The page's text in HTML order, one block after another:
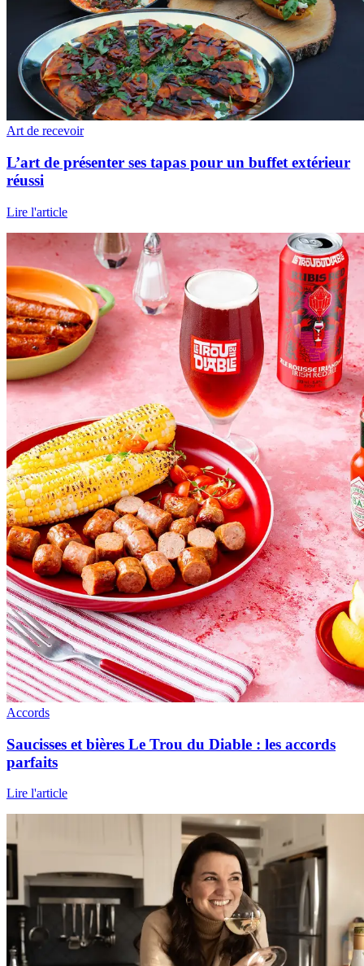
Art de recevoir
L’art de présenter ses tapas pour un buffet extérieur
réussi
Lire l'article
Accords
Saucisses et bières Le Trou du Diable : les accords
parfaits
Lire l'article